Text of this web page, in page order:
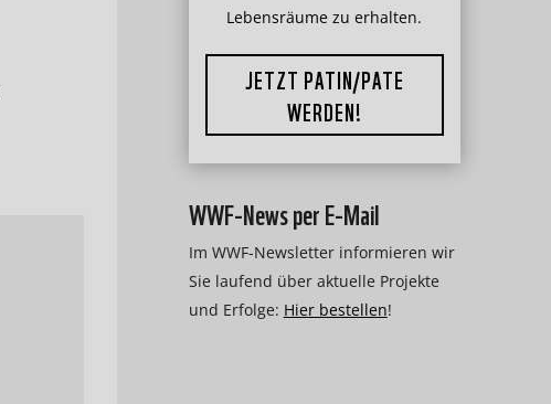
Lebensräume zu erhalten.
JETZT PATIN/PATE
WERDEN!
WWF-News per E-Mail
Im WWF-Newsletter informieren wir
Sie laufend über aktuelle Projekte
und Erfolge: Hier bestellen!